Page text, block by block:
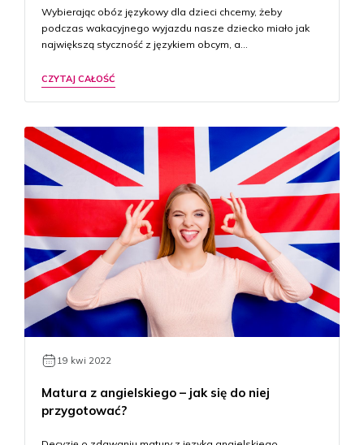
Wybierając obóz językowy dla dzieci chcemy, żeby
podczas wakacyjnego wyjazdu nasze dziecko miało jak
największą styczność z językiem obcym, a…
CZYTAJ CAŁOŚĆ
19 kwi 2022
Matura z angielskiego – jak się do niej
przygotować?